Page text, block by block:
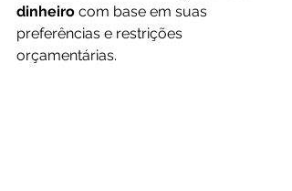
dinheiro com base em suas
preferências e restrições
orçamentárias.